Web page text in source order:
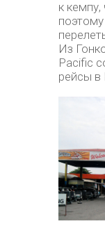
к
Из
Pacific
рейсы в